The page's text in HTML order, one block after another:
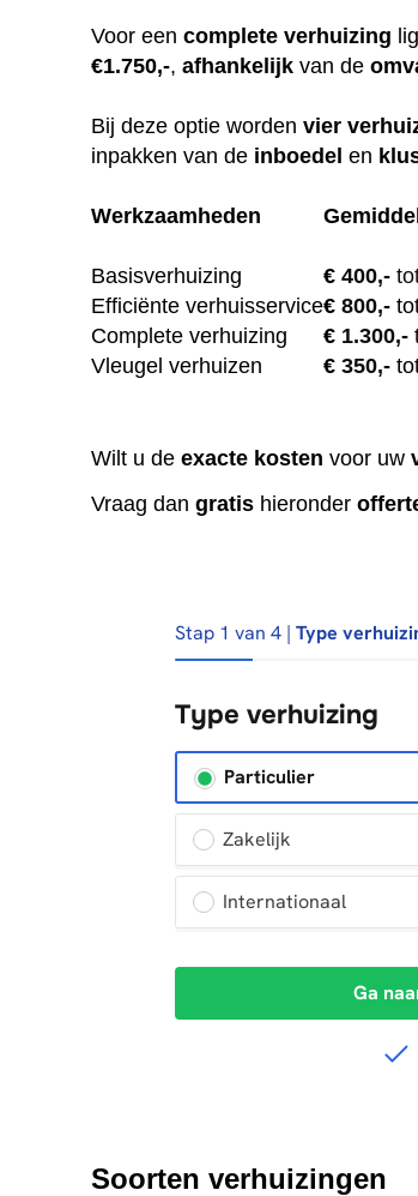
Voor eencomplete verhuizing
€1.750,-,afhankelijk van de
Bij deze optie wordenvier
inpakken van de inboedel en
Werkzaamheden
Basisverhuizing €400,-
Efficiënte verhuisservice€800,-
Complete verhuizing
€ 1.300,-
Vleugel verhuizen
€350,-
Wilt u deexacte kosten voor uw
Vraag dangratis hieronder
Soorten verhuizingen